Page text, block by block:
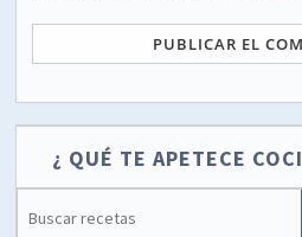
¿ QUÉ TE APETECE